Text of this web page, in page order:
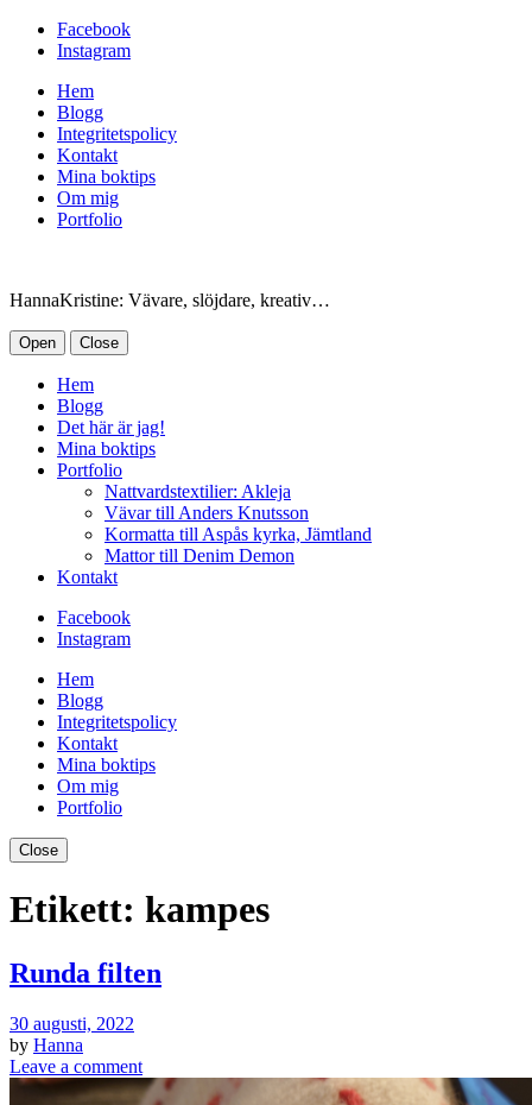
Facebook
Instagram
Hem
Blogg
Integritetspolicy
Kontakt
Mina boktips
Om mig
Portfolio
HannaKristine: Vävare, slöjdare, kreativ…
Open Close
Hem
Blogg
Det här är jag!
Mina boktips
Portfolio
Nattvardstextilier: Akleja
Vävar till Anders Knutsson
Kormatta till Aspås kyrka, Jämtland
Mattor till Denim Demon
Kontakt
Facebook
Instagram
Hem
Blogg
Integritetspolicy
Kontakt
Mina boktips
Om mig
Portfolio
Close
Etikett: kampes
Runda filten
30 augusti, 2022
by Hanna
Leave a comment